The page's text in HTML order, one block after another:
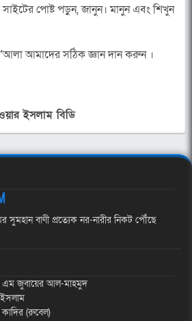
পোষ্ট পড়ুন, জানুন। মানুন এবং শিখুন
আমাদের সঠিক জ্ঞান দান করুন ।
ইসলাম বিডি
সুমহান বাণী প্রত্যেক নর-নারীর নিকট পৌঁছে
এম জুবায়ের আল-মাহমুদ
(রুবেল)